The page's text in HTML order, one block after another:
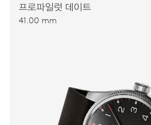
프로파일럿 데이트
41.00 mm